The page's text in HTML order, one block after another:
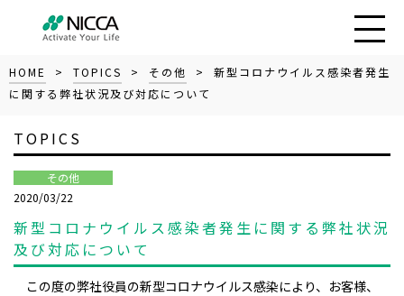
HOME > TOPICS > その他
> 新型コロナウイルス感染者発生
に関する弊社状況及び対応について
TOPICS
その他
2020/03/22
新型コロナウイルス感染者発生に関する弊社状況
及び対応について
この度の弊社役員の新型コロナウイルス感染により、お客様、